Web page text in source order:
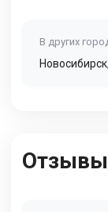
В других
Новосибирск,
Отзывы